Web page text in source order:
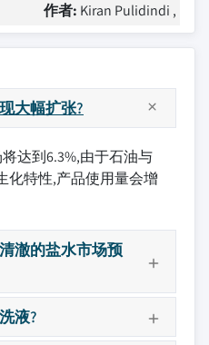
作者: Kiran Pulidindi ,
大幅扩张?
将达到6.3%,由于石油与
化特性,产品使用量会增
澈的盐水市场预
液?